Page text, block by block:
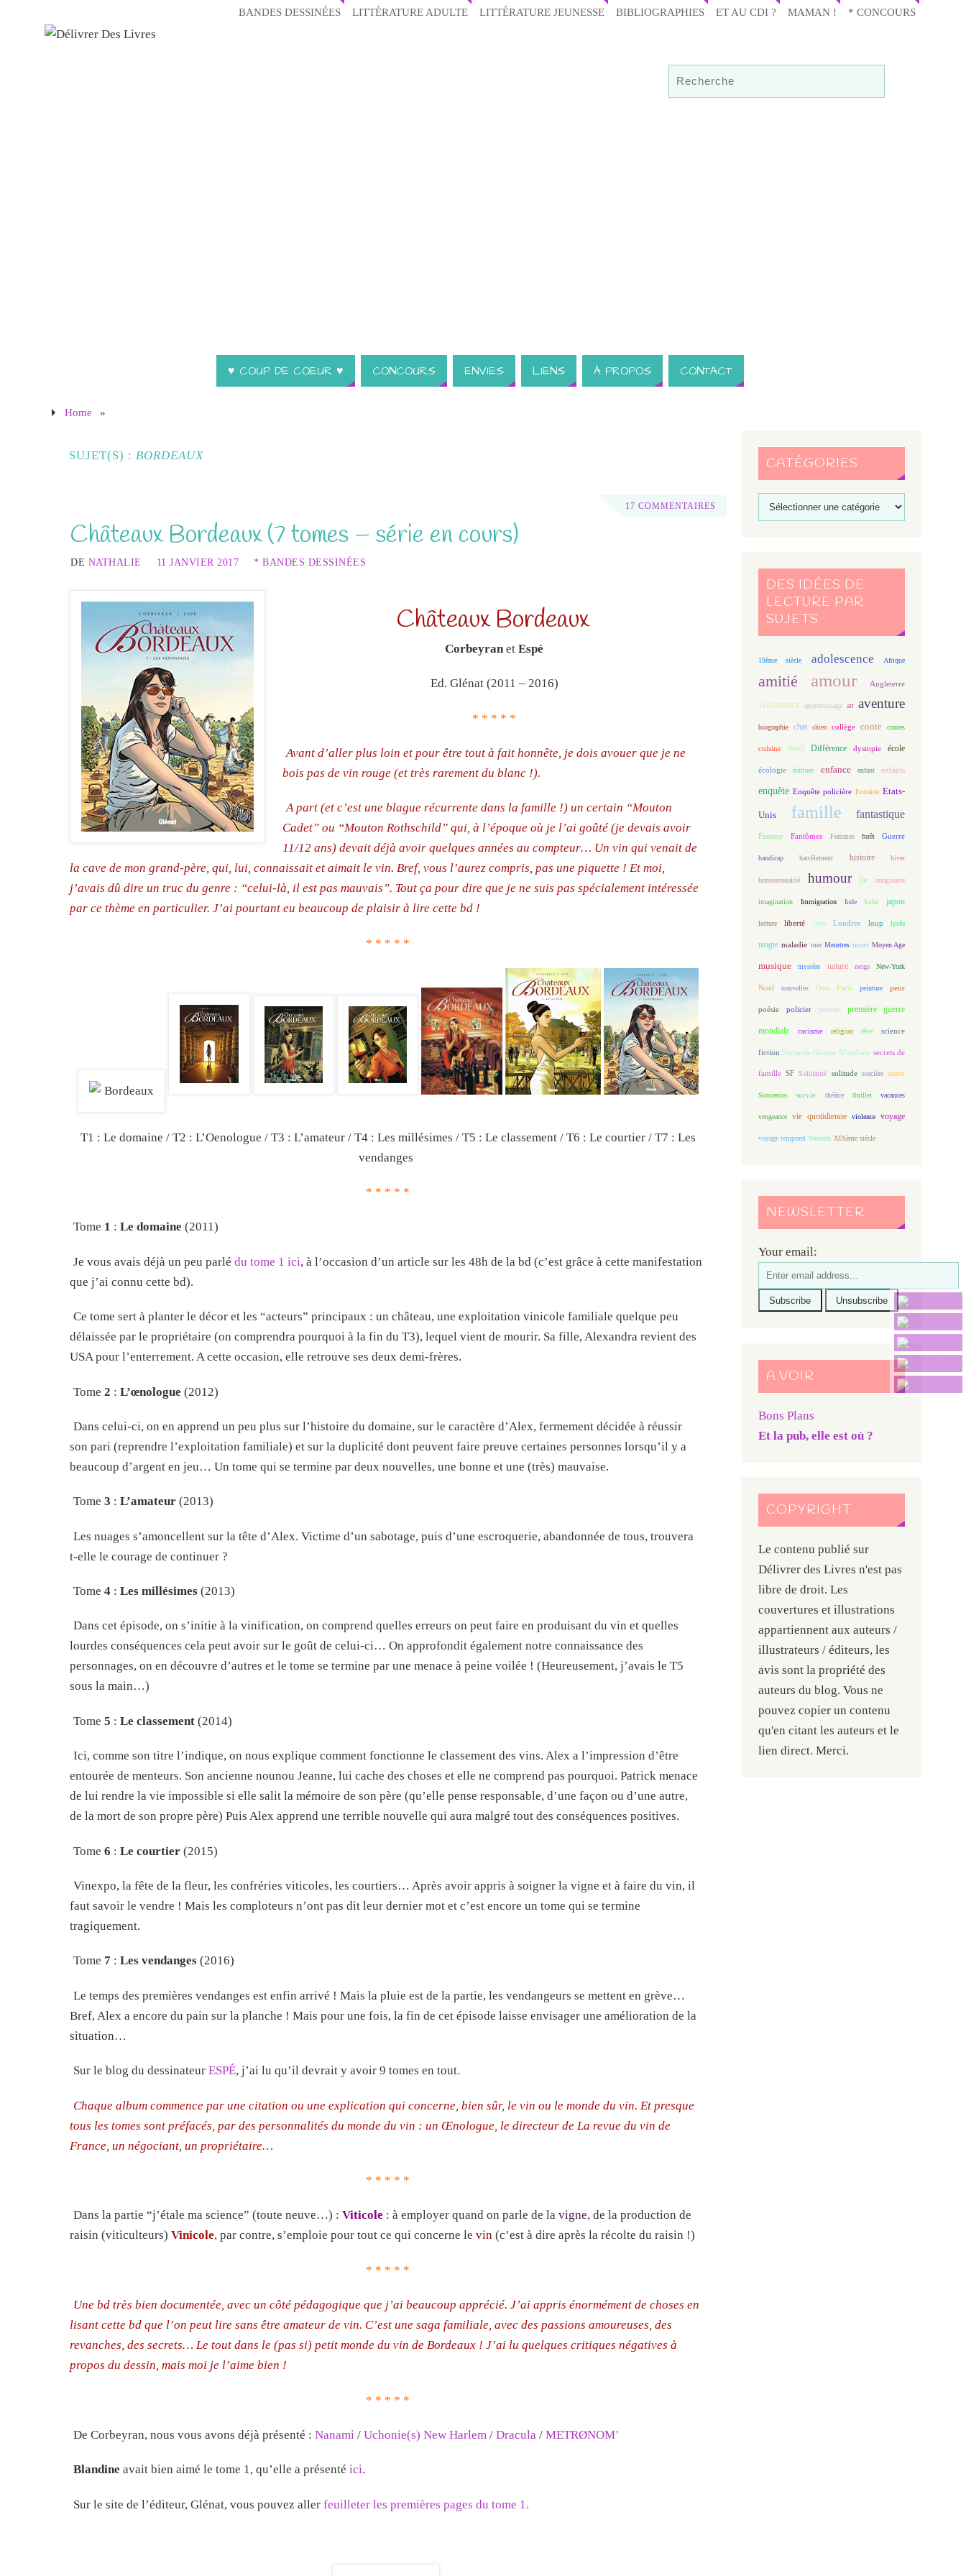
BANDES DESSINÉES LITTÉRATURE ADULTE LITTÉRATURE JEUNESSE BIBLIOGRAPHIES ET AU CDI ? MAMAN ! * CONCOURS
♥ COUP DE COEUR ♥ CONCOURS ENVIES LIENS À PROPOS CONTACT
Home »
SUJET(S) : BORDEAUX
17 COMMENTAIRES
Châteaux Bordeaux (7 tomes – série en cours)
DE NATHALIE 11 JANVIER 2017 * BANDES DESSINÉES
Châteaux Bordeaux
Corbeyranet Espé
Ed. Glénat (2011 – 2016)
* * * * *
Avant d’aller plus loin et pour être tout à fait honnête, je dois avouer que je ne
bois pas de vin rouge (et très rarement du blanc !).
A part (et c’est une blague récurrente dans la famille !) un certain “Mouton
Cadet” ou “Mouton Rothschild” qui, à l’époque où je l’ai goûté (je devais avoir
11/12 ans) devait déjà avoir quelques années au compteur… Un vin qui venait de
la cave de mon grand-père, qui, lui, connaissait et aimait le vin. Bref, vous l’aurez compris, pas une piquette ! Et moi,
j’avais dû dire un truc du genre : “celui-là, il est pas mauvais”. Tout ça pour dire que je ne suis pas spécialement intéressée
par ce thème en particulier. J’ai pourtant eu beaucoup de plaisir à lire cette bd !
* * * * *
T1 : Le domaine / T2 : L’Oenologue / T3 : L’amateur / T4 : Les millésimes / T5 : Le classement / T6 : Le courtier / T7 : Les
vendanges
* * * * *
Tome 1 : Le domaine (2011)
Je vous avais déjà un peu parlé du tome 1 ici, à l’occasion d’un article sur les 48h de la bd (c’est grâce à cette manifestation
que j’ai connu cette bd).
Ce tome sert à planter le décor et les “acteurs” principaux : un château, une exploitation vinicole familiale quelque peu
délaissée par le propriétaire (on comprendra pourquoi à la fin du T3), lequel vient de mourir. Sa fille, Alexandra revient des
USA pour l’enterrement. A cette occasion, elle retrouve ses deux demi-frères.
Tome 2 : L’œnologue (2012)
Dans celui-ci, on en apprend un peu plus sur l’histoire du domaine, sur le caractère d’Alex, fermement décidée à réussir
son pari (reprendre l’exploitation familiale) et sur la duplicité dont peuvent faire preuve certaines personnes lorsqu’il y a
beaucoup d’argent en jeu… Un tome qui se termine par deux nouvelles, une bonne et une (très) mauvaise.
Tome 3 : L’amateur (2013)
Les nuages s’amoncellent sur la tête d’Alex. Victime d’un sabotage, puis d’une escroquerie, abandonnée de tous, trouvera
t-elle le courage de continuer ?
Tome 4 : Les millésimes (2013)
Dans cet épisode, on s’initie à la vinification, on comprend quelles erreurs on peut faire en produisant du vin et quelles
lourdes conséquences cela peut avoir sur le goût de celui-ci… On approfondit également notre connaissance des
personnages, on en découvre d’autres et le tome se termine par une menace à peine voilée ! (Heureusement, j’avais le T5
sous la main…)
Tome 5 : Le classement (2014)
Ici, comme son titre l’indique, on nous explique comment fonctionne le classement des vins. Alex a l’impression d’être
entourée de menteurs. Son ancienne nounou Jeanne, lui cache des choses et elle ne comprend pas pourquoi. Patrick menace
de lui rendre la vie impossible si elle salit la mémoire de son père (qu’elle pense responsable, d’une façon ou d’une autre,
de la mort de son propre père) Puis Alex apprend une terrible nouvelle qui aura malgré tout des conséquences positives.
Tome 6 : Le courtier (2015)
Vinexpo, la fête de la fleur, les confréries viticoles, les courtiers… Après avoir appris à soigner la vigne et à faire du vin, il
faut savoir le vendre ! Mais les comploteurs n’ont pas dit leur dernier mot et c’est encore un tome qui se termine
tragiquement.
Tome 7 : Les vendanges (2016)
Le temps des premières vendanges est enfin arrivé ! Mais la pluie est de la partie, les vendangeurs se mettent en grève…
Bref, Alex a encore du pain sur la planche ! Mais pour une fois, la fin de cet épisode laisse envisager une amélioration de la
situation…
Sur le blog du dessinateur ESPÉ, j’ai lu qu’il devrait y avoir 9 tomes en tout.
Chaque album commence par une citation ou une explication qui concerne, bien sûr, le vin ou le monde du vin. Et presque
tous les tomes sont préfacés, par des personnalités du monde du vin : un Œnologue, le directeur de La revue du vin de
France, un négociant, un propriétaire…
* * * * *
Dans la partie “j’étale ma science” (toute neuve…) : Viticole : à employer quand on parle de la vigne, de la production de
raisin (viticulteurs) Vinicole, par contre, s’emploie pour tout ce qui concerne le vin (c’est à dire après la récolte du raisin !)
* * * * *
Une bd très bien documentée, avec un côté pédagogique que j’ai beaucoup apprécié. J’ai appris énormément de choses en
lisant cette bd que l’on peut lire sans être amateur de vin. C’est une saga familiale, avec des passions amoureuses, des
revanches, des secrets… Le tout dans le (pas si) petit monde du vin de Bordeaux ! J’ai lu quelques critiques négatives à
propos du dessin, mais moi je l’aime bien !
* * * * *
De Corbeyran, nous vous avons déjà présenté : Nanami / Uchonie(s) New Harlem / Dracula / METRØNOM’
Blandine avait bien aimé le tome 1, qu’elle a présenté ici.
Sur le site de l’éditeur, Glénat, vous pouvez aller feuilleter les premières pages du tome 1.
CATÉGORIES
DES IDÉES DE
LECTURE PAR
SUJETS
19ème siècle adolescence Afrique
amitié amour Angleterre
Animaux apprentissage art aventure
biographie chat chien collège conte contes
cuisine deuil Différence dystopie école
écologie écriture enfance enfant enfants
enquête Enquête policière Entraide Etats-
Unis famille fantastique
Fantasy Fantômes Femmes forêt Guerre
handicap harcèlement histoire hiver
homosexualité humour île imaginaire
imagination Immigration Inde Italie japon
lecture liberté livre Londres loup lycée
magie maladie mer Meurtres mort Moyen Age
musique mystère nature neige New-York
Noël nouvelles Ours Paris peinture peur
poésie policier pouvoir première guerre
mondiale racisme religion rêve science
fiction Seconde Guerre Mondiale secrets de
famille SF Solidarité solitude sorcière souris
Souvenirs survie théâtre thriller vacances
vengeance vie quotidienne violence voyage
voyage temporel Western XIXème siècle
NEWSLETTER
Your email:
A VOIR
Bons Plans
Et la pub, elle est où ?
COPYRIGHT
Le contenu publié sur
Délivrer des Livres n'est pas
libre de droit. Les
couvertures et illustrations
appartiennent aux auteurs /
illustrateurs / éditeurs, les
avis sont la propriété des
auteurs du blog. Vous ne
pouvez copier un contenu
qu'en citant les auteurs et le
lien direct. Merci.